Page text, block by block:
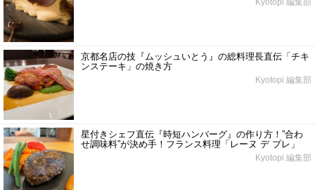
京都名店の技『ムッシュいとう』の総料理長直伝「チキ
ンステーキ」の焼き方
Kyotopi 編集部
星付きシェフ直伝『時短ハンバーグ』の作り方！”合わ
せ調味料”が決め手！フランス料理「レーヌ デ プレ」
Kyotopi 編集部